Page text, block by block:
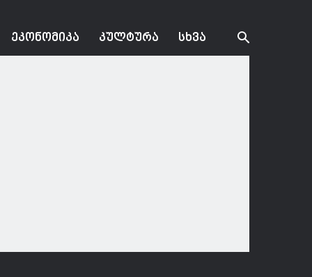
ᲔᲙᲝᲜᲝᲛᲘᲙᲐ ᲙᲣᲚᲢᲣᲠᲐ ᲡᲮᲕᲐ